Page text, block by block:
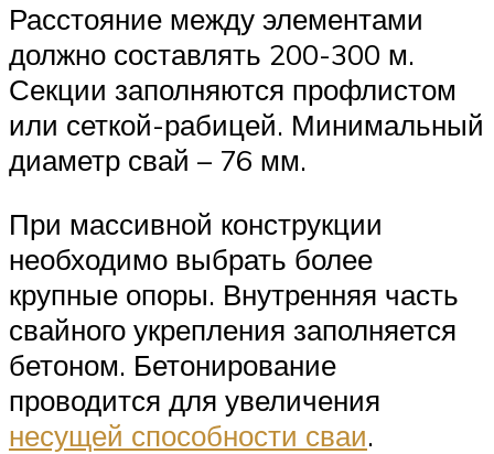
Расстояние между элементами
должно составлять 200-300 м.
Секции заполняются профлистом
или сеткой-рабицей. Минимальный
диаметр свай – 76 мм.
При массивной конструкции
необходимо выбрать более
крупные опоры. Внутренняя часть
свайного укрепления заполняется
бетоном. Бетонирование
проводится для увеличения
несущей способности сваи.